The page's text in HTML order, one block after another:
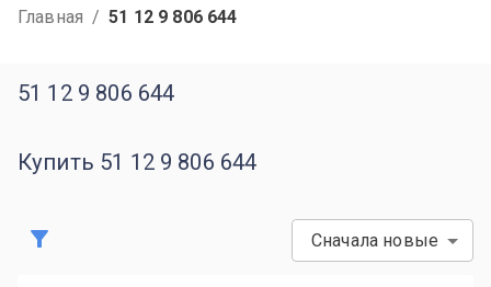
Главная / 51 12 9 806 644
51 12 9 806 644
Купить 51 12 9 806 644
Сначала новые